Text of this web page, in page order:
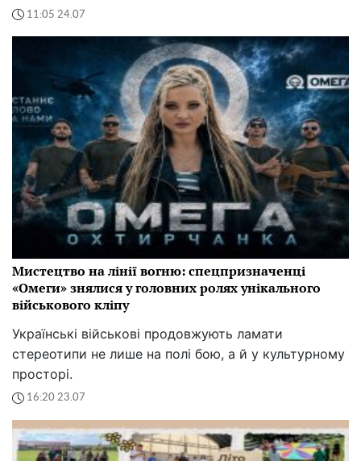
11:05 24.07
Мистецтво на лінії вогню: спецпризначенці
«Омеги» знялися у головних ролях унікального
військового кліпу
Українські військові продовжують ламати
стереотипи не лише на полі бою, а й у культурному
просторі.
16:20 23.07